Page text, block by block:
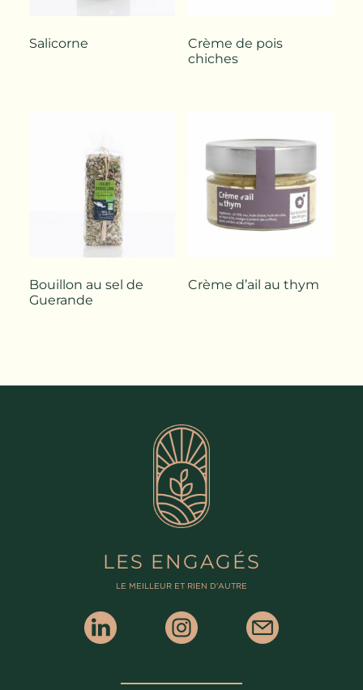
Salicorne
Crème de pois
chiches
Bouillon au sel de
Guerande
Crème d’ail au thym
LES ENGAGÉS
LE MEILLEUR ET RIEN D'AUTRE